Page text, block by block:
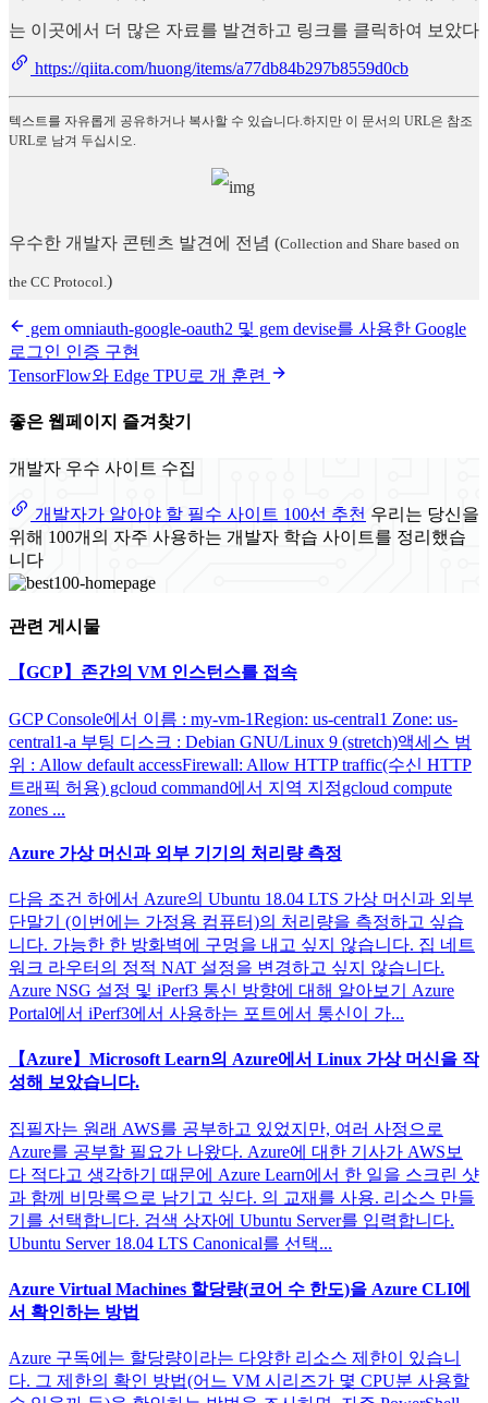
는 이곳에서 더 많은 자료를 발견하고 링크를 클릭하여 보았다
https://qiita.com/huong/items/a77db84b297b8559d0cb
텍스트를 자유롭게 공유하거나 복사할 수 있습니다.하지만 이 문서의 URL은 참조
URL로 남겨 두십시오.
우수한 개발자 콘텐츠 발견에 전념 (Collection and Share based on
the CC Protocol. )
gem omniauth-google-oauth2 및 gem devise를 사용한 Google
로그인 인증 구현
TensorFlow와 Edge TPU로 개 훈련
좋은 웹페이지 즐겨찾기
개발자 우수 사이트 수집
개발자가 알아야 할 필수 사이트 100선 추천 우리는 당신을
위해 100개의 자주 사용하는 개발자 학습 사이트를 정리했습
니다
관련 게시물
【GCP】존간의 VM 인스턴스를 접속
GCP Console에서 이름 : my-vm-1Region: us-central1 Zone: us-
central1-a 부팅 디스크 : Debian GNU/Linux 9 (stretch)액세스 범
위 : Allow default accessFirewall: Allow HTTP traffic(수신 HTTP
트래픽 허용) gcloud command에서 지역 지정gcloud compute
zones ...
Azure 가상 머신과 외부 기기의 처리량 측정
다음 조건 하에서 Azure의 Ubuntu 18.04 LTS 가상 머신과 외부
단말기 (이번에는 가정용 컴퓨터)의 처리량을 측정하고 싶습
니다. 가능한 한 방화벽에 구멍을 내고 싶지 않습니다. 집 네트
워크 라우터의 정적 NAT 설정을 변경하고 싶지 않습니다.
Azure NSG 설정 및 iPerf3 통신 방향에 대해 알아보기 Azure
Portal에서 iPerf3에서 사용하는 포트에서 통신이 가...
【Azure】Microsoft Learn의 Azure에서 Linux 가상 머신을 작
성해 보았습니다.
집필자는 원래 AWS를 공부하고 있었지만, 여러 사정으로
Azure를 공부할 필요가 나왔다. Azure에 대한 기사가 AWS보
다 적다고 생각하기 때문에 Azure Learn에서 한 일을 스크린 샷
과 함께 비망록으로 남기고 싶다. 의 교재를 사용. 리소스 만들
기를 선택합니다. 검색 상자에 Ubuntu Server를 입력합니다.
Ubuntu Server 18.04 LTS Canonical를 선택...
Azure Virtual Machines 할당량(코어 수 한도)을 Azure CLI에
서 확인하는 방법
Azure 구독에는 할당량이라는 다양한 리소스 제한이 있습니
다. 그 제한의 확인 방법(어느 VM 시리즈가 몇 CPU분 사용할